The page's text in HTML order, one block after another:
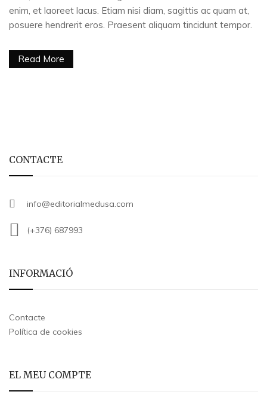
enim, et laoreet lacus. Etiam nisi diam, sagittis ac quam at,
posuere hendrerit eros. Praesent aliquam tincidunt tempor.
Read More
CONTACTE
info@editorialmedusa.com
(+376) 687993
INFORMACIÓ
Contacte
Política de cookies
EL MEU COMPTE